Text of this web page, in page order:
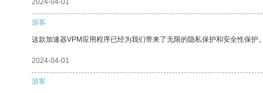
2024-04-01
游客
这款加速器VPM应用程序已经为我们带来了无限的隐私保护和安全性保护
2024-04-01
游客